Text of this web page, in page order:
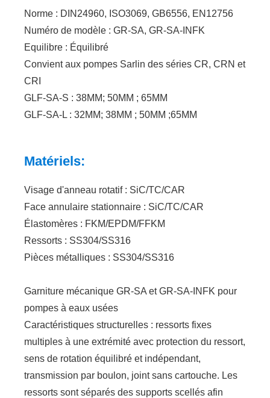
Norme : DIN24960, ISO3069, GB6556, EN12756
Numéro de modèle : GR-SA, GR-SA-INFK
Equilibre : Équilibré
Convient aux pompes Sarlin des séries CR, CRN et
CRI
GLF-SA-S : 38MM; 50MM ; 65MM
GLF-SA-L : 32MM; 38MM ; 50MM ;65MM
Matériels:
Visage d'anneau rotatif : SiC/TC/CAR
Face annulaire stationnaire : SiC/TC/CAR
Élastomères : FKM/EPDM/FFKM
Ressorts : SS304/SS316
Pièces métalliques : SS304/SS316
Garniture mécanique GR-SA et GR-SA-INFK pour
pompes à eaux usées
Caractéristiques structurelles : ressorts fixes
multiples à une extrémité avec protection du ressort,
sens de rotation équilibré et indépendant,
transmission par boulon, joint sans cartouche. Les
ressorts sont séparés des supports scellés afin